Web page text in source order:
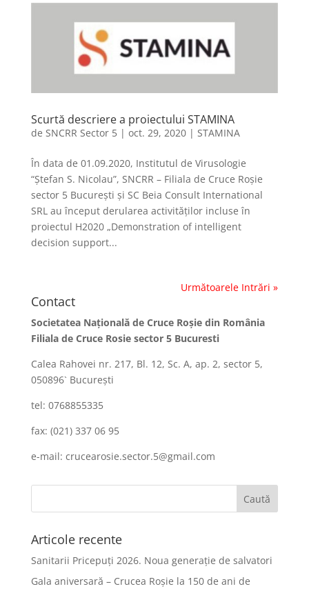
Scurtă descriere a proiectului STAMINA
de SNCRR Sector 5| oct. 29, 2020| STAMINA
În data de 01.09.2020, Institutul de Virusologie
“Ștefan S. Nicolau”, SNCRR – Filiala de Cruce Roșie
sector 5 București și SC Beia Consult International
SRL au început derularea activităților incluse în
proiectul H2020 „Demonstration of intelligent
decision support...
Următoarele Intrări »
Contact
Societatea Naţională de Cruce Roşie din România
Filiala de Cruce Rosie sector 5 Bucuresti
Calea Rahovei nr. 217, Bl. 12, Sc. A, ap. 2, sector 5,
050896` Bucureşti
tel: 0768855335
fax: (021) 337 06 95
e-mail: crucearosie.sector.5@gmail.com
Articole recente
Sanitarii Pricepuți 2026. Noua generație de salvatori
Gala aniversară – Crucea Roșie la 150 de ani de